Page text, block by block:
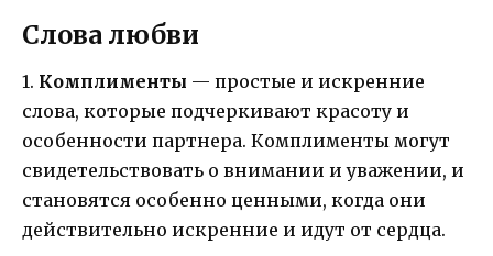
Слова любви
1. Комплименты — простые и искренние
слова, которые подчеркивают красоту и
особенности партнера. Комплименты могут
свидетельствовать о внимании и уважении, и
становятся особенно ценными, когда они
действительно искренние и идут от сердца.